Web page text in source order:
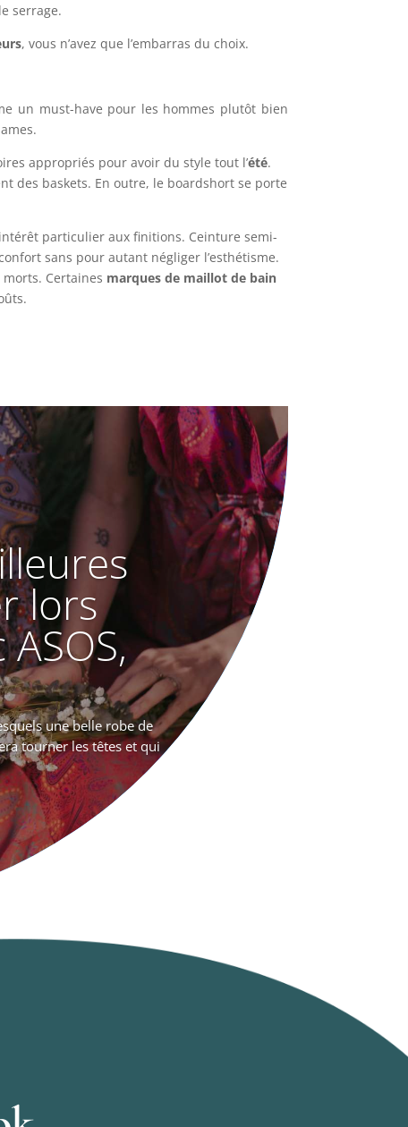
serrage.
, vous n’avez que l’embarras du choix.
un must-have pour les hommes plutôt bien
appropriés pour avoir du style tout l’été.
des baskets. En outre, le boardshort se porte
particulier aux finitions. Ceinture semi-
sans pour autant négliger l’esthétisme.
Certaines marques de maillot de bain
lors
une belle robe de
tourner les têtes et qui